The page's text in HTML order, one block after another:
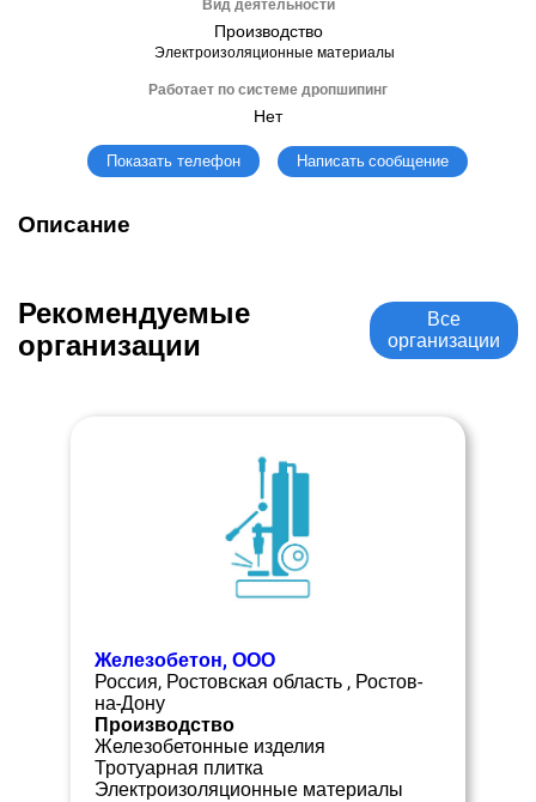
Вид деятельности
Производство
Электроизоляционные материалы
Работает по системе дропшипинг
Нет
Показать телефон Написать сообщение
Описание
Рекомендуемые
организации
Все
организации
Железобетон, ООО
Россия, Ростовская область , Ростов-
на-Дону
Производство
Железобетонные изделия
Тротуарная плитка
Электроизоляционные материалы